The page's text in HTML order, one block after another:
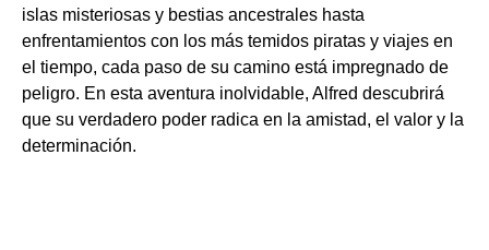
islas misteriosas y bestias ancestrales hasta
enfrentamientos con los más temidos piratas y viajes en
el tiempo, cada paso de su camino está impregnado de
peligro. En esta aventura inolvidable, Alfred descubrirá
que su verdadero poder radica en la amistad, el valor y la
determinación.